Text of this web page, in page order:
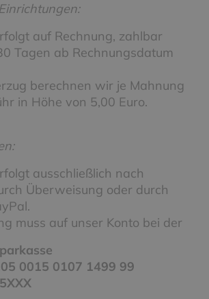
auf Rechnung, zahlbar
Tagen ab Rechnungsdatum
berechnen wir je Mahnung
in Höhe von 5,00 Euro.
ausschließlich nach
Überweisung oder durch
muss auf unser Konto bei der
0015 0107 1499 99